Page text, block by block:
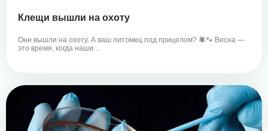
Клещи вышли на охоту
Они вышли на охоту. А ваш питомец под прицелом? 🕷️🐾 Весна —
это время, когда наши…